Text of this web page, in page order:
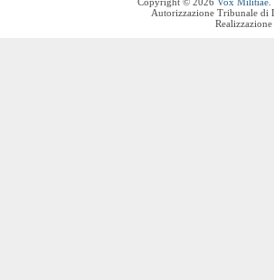
Autorizzazione Tribunale di